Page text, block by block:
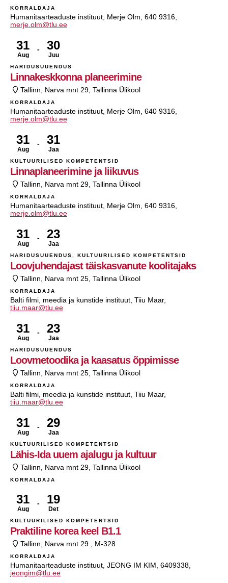
KORRALDAJA
Humanitaarteaduste instituut, Merje Olm, 640 9316,
merje.olm@tlu.ee
31
Aug
30
Juu
HARIDUSUUENDUS
Linnakeskkonna planeerimine
Tallinn, Narva mnt 29, Tallinna Ülikool
KORRALDAJA
Humanitaarteaduste instituut, Merje Olm, 640 9316,
merje.olm@tlu.ee
31
Aug
31
Jaa
KULTUURILISED KOMPETENTSID
Linnaplaneerimine ja liikuvus
Tallinn, Narva mnt 29, Tallinna Ülikool
KORRALDAJA
Humanitaarteaduste instituut, Merje Olm, 640 9316,
merje.olm@tlu.ee
31
Aug
23
Jaa
HARIDUSUUENDUS, KULTUURILISED KOMPETENTSID
Loovjuhendajast täiskasvanute koolitajaks
Tallinn, Narva mnt 25, Tallinna Ülikool
KORRALDAJA
Balti filmi, meedia ja kunstide instituut, Tiiu Maar,
tiiu.maar@tlu.ee
31
Aug
23
Jaa
HARIDUSUUENDUS
Loovmetoodika ja kaasatus õppimisse
Tallinn, Narva mnt 25, Tallinna Ülikool
KORRALDAJA
Balti filmi, meedia ja kunstide instituut, Tiiu Maar,
tiiu.maar@tlu.ee
31
Aug
29
Jaa
KULTUURILISED KOMPETENTSID
Lähis-Ida uuem ajalugu ja kultuur
Tallinn, Narva mnt 29, Tallinna Ülikool
KORRALDAJA
31
Aug
19
Det
KULTUURILISED KOMPETENTSID
Praktiline korea keel B1.1
Tallinn, Narva mnt 29 , M-328
KORRALDAJA
Humanitaarteaduste instituut, JEONG IM KIM, 6409338,
jeongim@tlu.ee